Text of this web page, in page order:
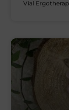
Vial